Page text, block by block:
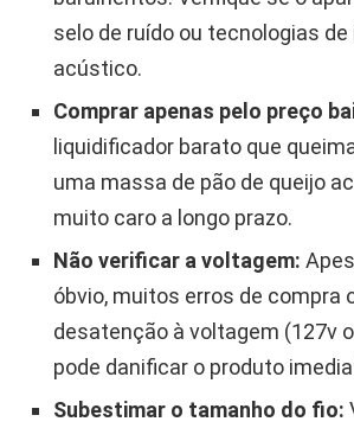
selo de ruído ou tecnologias
acústico.
Comprar apenas pelo preço
liquidificador barato que
uma massa de pão de queijo
muito caro a longo prazo.
Não verificar a voltagem:
óbvio, muitos erros de compra
desatenção à voltagem (127v
pode danificar o produto
Subestimar o tamanho do fio: